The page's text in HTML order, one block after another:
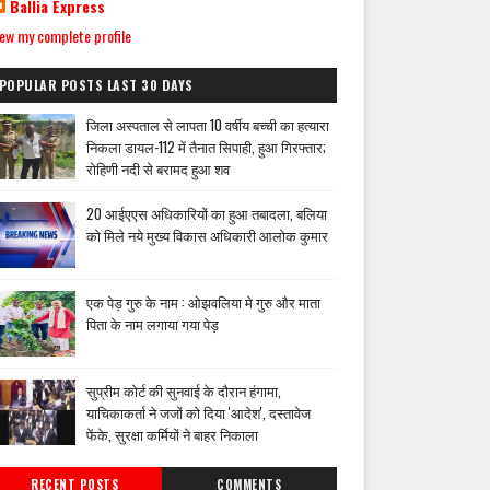
Ballia Express
my complete profile
POSTS LAST 30 DAYS
जिला अस्पताल से लापता 10 वर्षीय बच्ची का हत्यारा
निकला डायल-112 में तैनात सिपाही, हुआ गिरफ्तार;
रोहिणी नदी से बरामद हुआ शव
20 आईएएस अधिकारियों का हुआ तबादला, बलिया
को मिले नये मुख्य विकास अधिकारी आलोक कुमार
एक पेड़ गुरु के नाम : ओझवलिया मे गुरु और माता
पिता के नाम लगाया गया पेड़
सुप्रीम कोर्ट की सुनवाई के दौरान हंगामा,
याचिकाकर्ता ने जजों को दिया 'आदेश', दस्तावेज
फेंके, सुरक्षा कर्मियों ने बाहर निकाला
RECENT POSTS COMMENTS